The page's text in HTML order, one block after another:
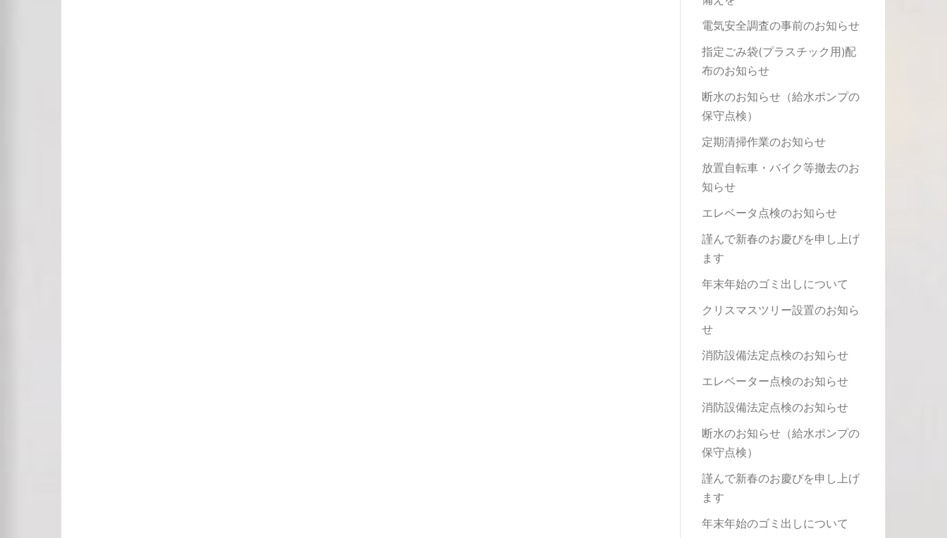
電気安全調査の事前のお知らせ
指定ごみ袋(プラスチック用)配
布のお知らせ
断水のお知らせ（給水ポンプの
保守点検）
定期清掃作業のお知らせ
放置自転車・バイク等撤去のお
知らせ
エレベータ点検のお知らせ
謹んで新春のお慶びを申し上げ
ます
年末年始のゴミ出しについて
クリスマスツリー設置のお知ら
せ
消防設備法定点検のお知らせ
エレベーター点検のお知らせ
消防設備法定点検のお知らせ
断水のお知らせ（給水ポンプの
保守点検）
謹んで新春のお慶びを申し上げ
ます
年末年始のゴミ出しについて